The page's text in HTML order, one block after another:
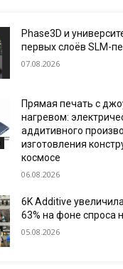
Phase3D и
первых слоёв SLM-
07.08.2026
Прямая печать с
нагревом:
аддитивного
изготовления
космосе
06.08.2026
6K Additive
63% на фоне спроса
05.08.2026